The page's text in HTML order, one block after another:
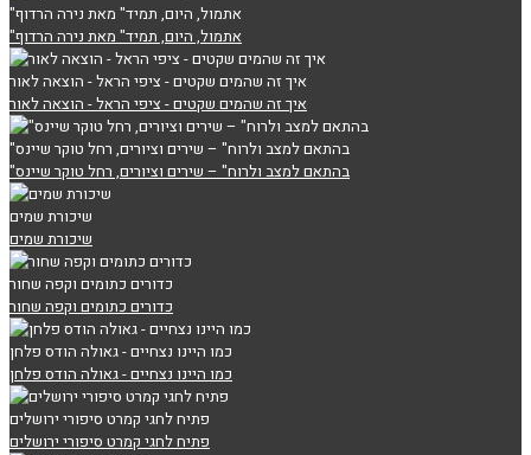
"אתמול, היום, תמיד" מאת נירה הרדוף
"אתמול, היום, תמיד" מאת נירה הרדוף
איך זה שהמים שקטים - ציפי הראל - הוצאה לאור
איך זה שהמים שקטים - ציפי הראל - הוצאה לאור
"בהתאם למצב ולרוח" – שירים וציורים, רחל טוקר שיינס
"בהתאם למצב ולרוח" – שירים וציורים, רחל טוקר שיינס
שיכורת שמים
שיכורת שמים
כדורים כתומים וקפה שחור
כדורים כתומים וקפה שחור
כמו היינו נצחיים - גאולה הודס פלחן
כמו היינו נצחיים - גאולה הודס פלחן
פתיח לחגי קמרט סיפורי ירושלים
פתיח לחגי קמרט סיפורי ירושלים